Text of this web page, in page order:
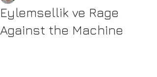
Eylemsellik ve Rage
Against the Machine